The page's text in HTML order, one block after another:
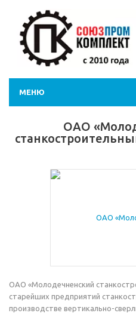
МЕНЮ
ОАО
ОАО «Молодечненский
старейших предприятий
производстве вертикально-